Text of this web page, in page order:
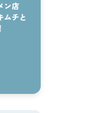
ン店
ムチと